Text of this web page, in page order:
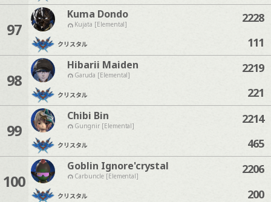
97
Kuma Dondo
Kujata [Elemental]
クリスタル
2228
111
98
Hibarii Maiden
Garuda [Elemental]
クリスタル
2219
221
99
Chibi Bin
Gungnir [Elemental]
クリスタル
2214
465
100
Goblin Ignore'crystal
Carbuncle [Elemental]
クリスタル
2206
200